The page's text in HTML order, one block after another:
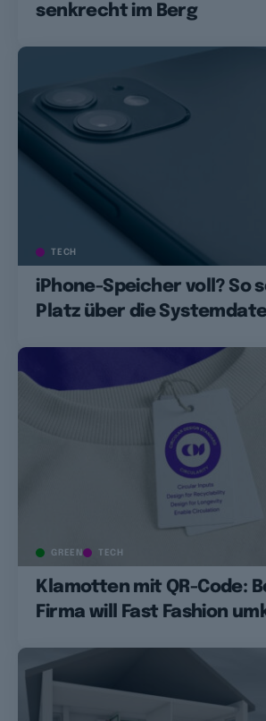
senkrecht im Berg
TECH
iPhone-Speicher voll? So
Platz über die
GREEN TECH
Klamotten mit QR-Code:
Firma will Fast Fashion